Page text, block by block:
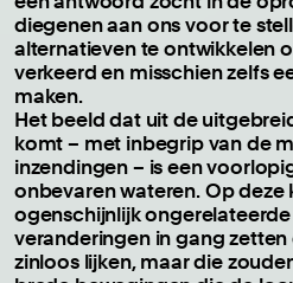
diegenen aan ons voor te
alternatieven te ontwikkelen
verkeerd en misschien zelfs
maken.
Het beeld dat uit de
komt – met inbegrip van de
inzendingen – is een
onbevaren wateren. Op deze
ogenschijnlijk
veranderingen in gang
zinloos lijken, maar die